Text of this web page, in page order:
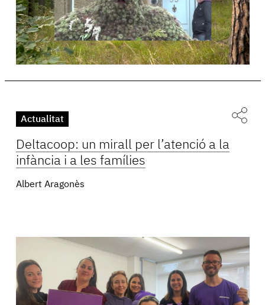
Actualitat
Deltacoop: un mirall per l’atenció a la
infància i a les famílies
Albert Aragonès